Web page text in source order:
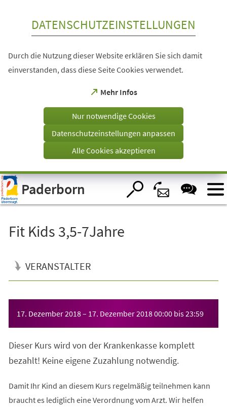
Visuelle
Assistenzsoftware
öffnen.
DATENSCHUTZEINSTELLUNGEN
Durch die Nutzung dieser Website erklären Sie sich damit
einverstanden, dass diese Seite Cookies verwendet.
Mehr Infos
(Öffnet
einem
Tab)
Nur notwendige Cookies
Datenschutzeinstellungen anpassen
Alle Cookies akzeptieren
Paderborn
Fit Kids 3,5-7Jahre
VERANSTALTER
17. Dezember 2018– 17. Dezember 201800:00 bis23:59
Dieser Kurs wird von der Krankenkasse komplett
bezahlt! Keine eigene Zuzahlung notwendig.
Damit Ihr Kind an diesem Kurs regelmäßig teilnehmen kann
braucht es lediglich eine Verordnung vom Arzt. Wir helfen